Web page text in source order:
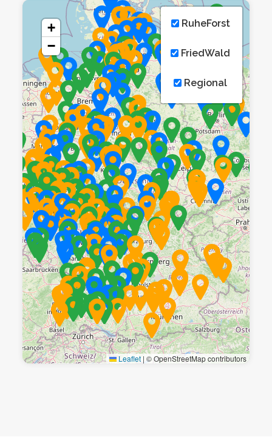
+
−
RuheForst
FriedWald
Regional
Leaflet | © OpenStreetMap contributors